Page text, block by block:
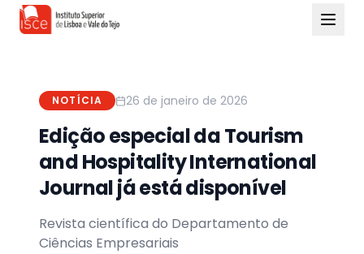
NOTÍCIA 26 de janeiro de 2026
Edição especial da Tourism
and Hospitality International
Journal já está disponível
Revista científica do Departamento de
Ciências Empresariais